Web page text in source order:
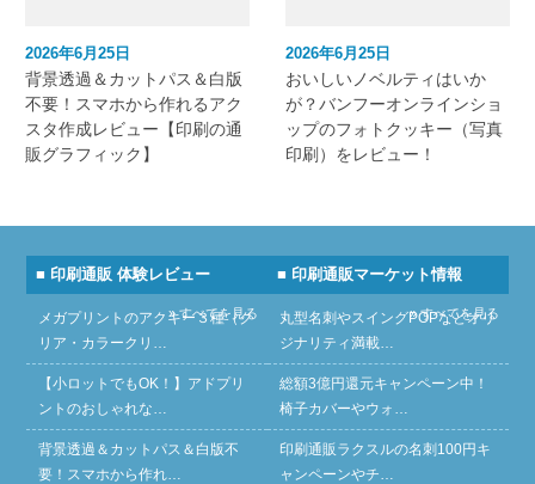
2026年6月25日
背景透過＆カットパス＆白版
不要！スマホから作れるアク
スタ作成レビュー【印刷の通
販グラフィック】
2026年6月25日
おいしいノベルティはいか
が？バンフーオンラインショ
ップのフォトクッキー（写真
印刷）をレビュー！
■ 印刷通販 体験レビュー
» すべてを見る
メガプリントのアクキー３種（ク
リア・カラークリ…
【小ロットでもOK！】アドプリ
ントのおしゃれな…
背景透過＆カットパス＆白版不
要！スマホから作れ…
■ 印刷通販マーケット情報
» すべてを見る
丸型名刺やスイングPOPなどオリ
ジナリティ満載…
総額3億円還元キャンペーン中！
椅子カバーやウォ…
印刷通販ラクスルの名刺100円キ
ャンペーンやチ…